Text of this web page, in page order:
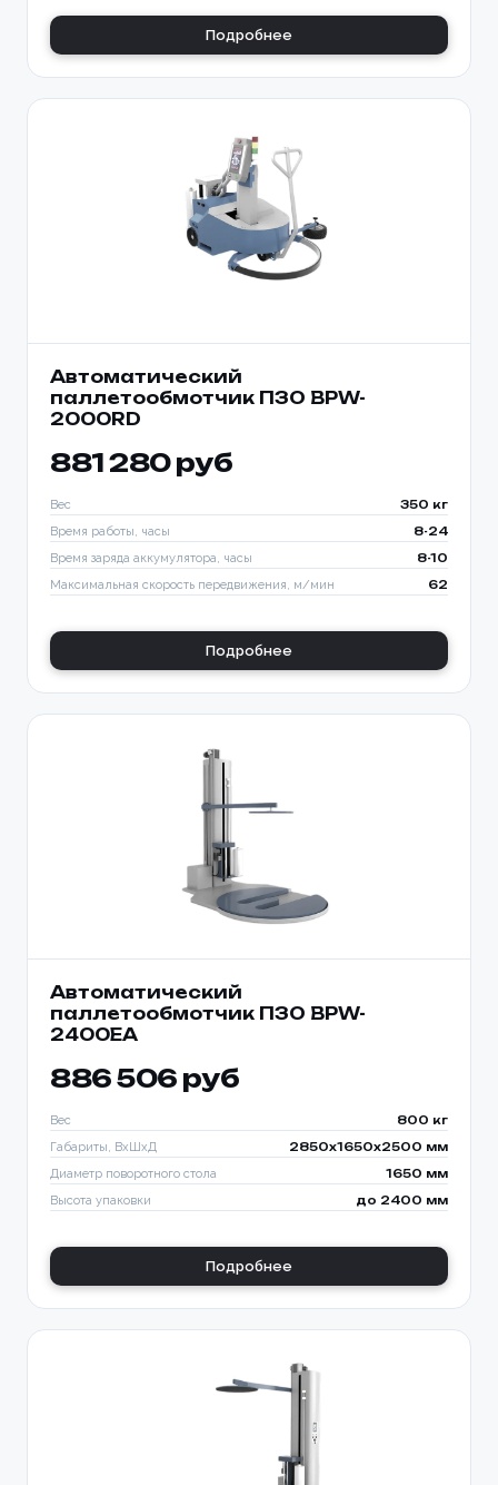
Подробнее
Автоматический
паллетообмотчик ПЗО BPW-
2000RD
881 280 руб
Вес 350 кг
Время работы, часы 8-24
Время заряда аккумулятора, часы 8-10
Максимальная скорость передвижения, м/мин 62
Подробнее
Автоматический
паллетообмотчик ПЗО BPW-
2400EA
886 506 руб
Вес 800 кг
Габариты, ВхШхД 2850х1650х2500 мм
Диаметр поворотного стола 1650 мм
Высота упаковки до 2400 мм
Подробнее